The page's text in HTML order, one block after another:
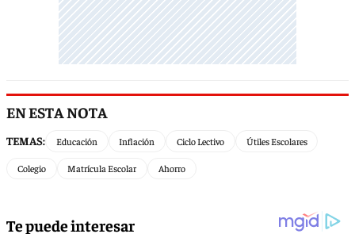
EN ESTA NOTA
TEMAS: Educación Inflación Ciclo Lectivo Útiles Escolares
Colegio Matrícula Escolar Ahorro